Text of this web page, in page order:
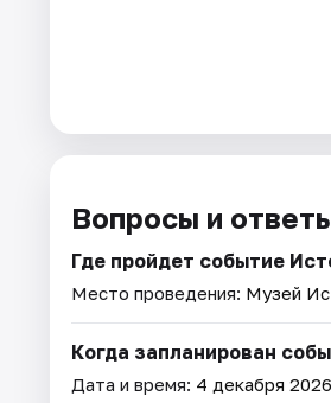
Вопросы и
Где пройдет событие
Место проведения: Музей
Когда запланирован
Дата и время: 4 декабря 2026